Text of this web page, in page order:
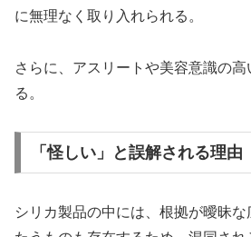
に無理なく取り入れられる。
さらに、アスリートや美容意識の
る。
「怪しい」と誤解される理由
シリカ製品の中には、根拠が曖昧な